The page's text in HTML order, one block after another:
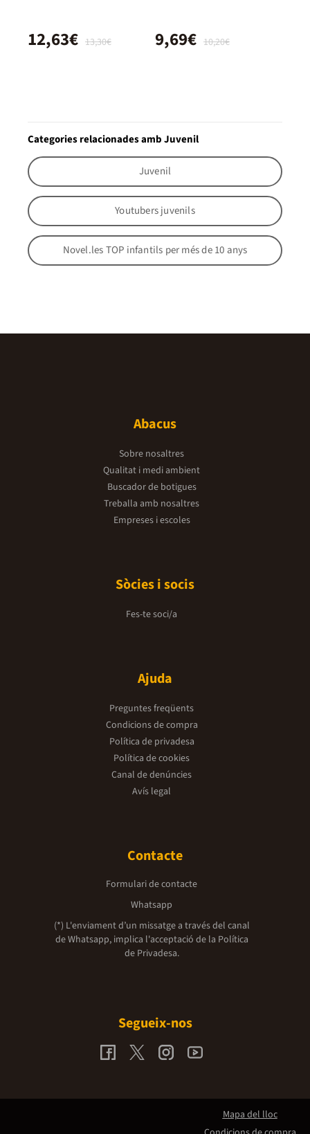
13,30€
12,63€ 10,20€
9,69€
Categories relacionades amb Juvenil
Juvenil
Youtubers juvenils
Novel.les TOP infantils per més de 10 anys
Abacus
Sobre nosaltres
Qualitat i medi ambient
Buscador de botigues
Treballa amb nosaltres
Empreses i escoles
Sòcies i socis
Fes-te soci/a
Ajuda
Preguntes freqüents
Condicions de compra
Política de privadesa
Política de cookies
Canal de denúncies
Avís legal
Contacte
Formulari de contacte
Whatsapp
(*) L'enviament d’un missatge a través del canal
de Whatsapp, implica l'acceptació de la Política
de Privadesa.
Segueix-nos
Mapa del lloc